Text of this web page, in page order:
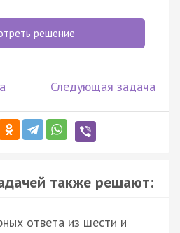
решение
Следующая задача
также решают:
ответа из шести и